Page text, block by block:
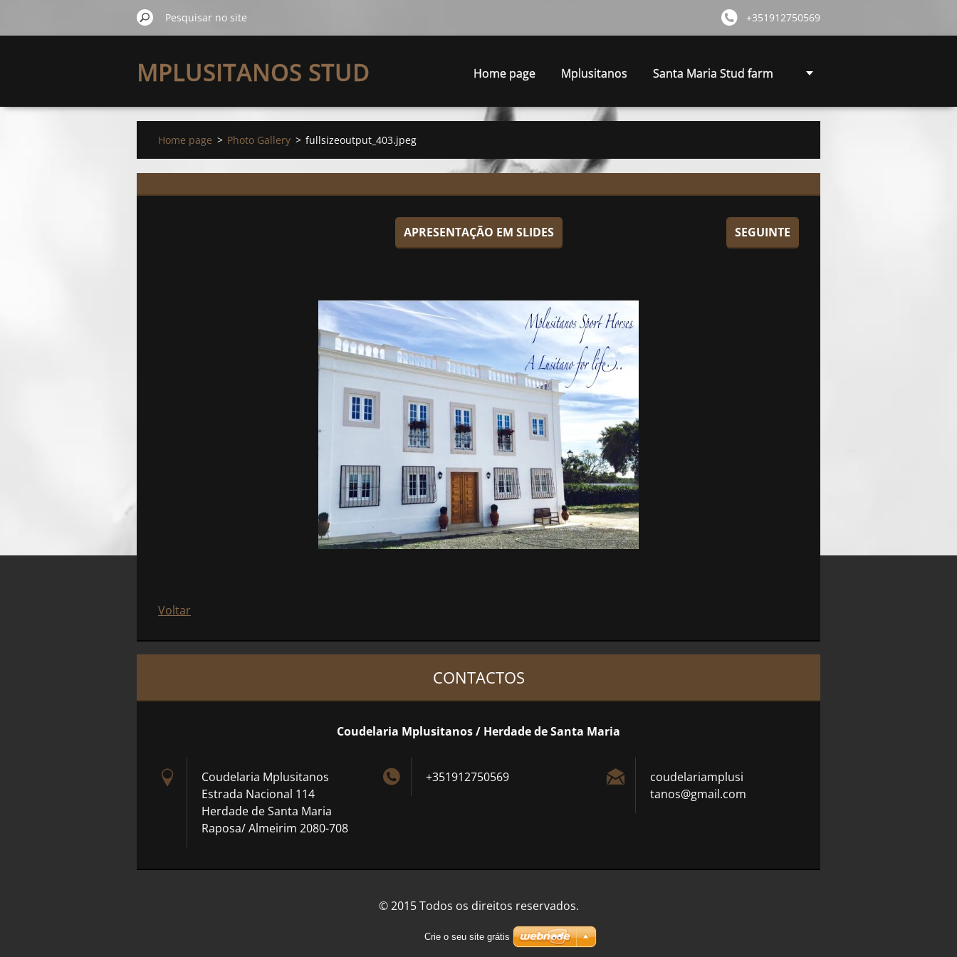
+351912750569
MPLUSITANOS STUD
FARM
Home page Mplusitanos Santa Maria Stud farm
Home page > Photo Gallery > fullsizeoutput_403.jpeg
APRESENTAÇÃO EM SLIDES SEGUINTE
Voltar
CONTACTOS
Coudelaria Mplusitanos / Herdade de Santa Maria
Coudelaria Mplusitanos
Estrada Nacional 114
Herdade de Santa Maria
Raposa/ Almeirim 2080-708
+351912750569 coudelariamplusi
tanos@gmail.com
© 2015 Todos os direitos reservados.
Crie o seu site grátis